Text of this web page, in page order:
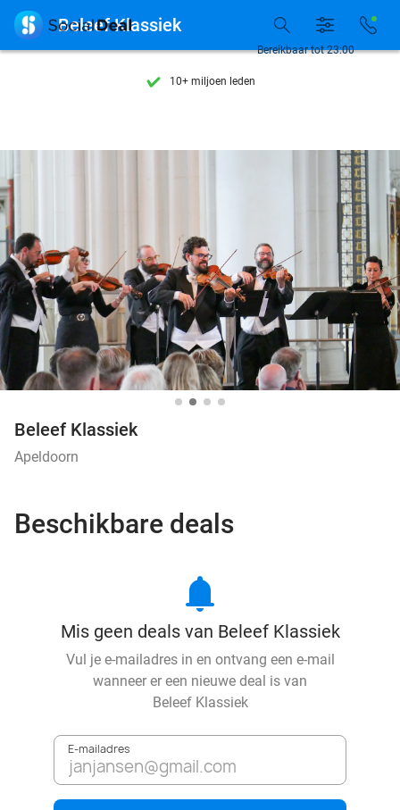
7 dagen per week beschikbaar
10+ miljoen leden
Bereikbaar tot 23:00
 Beleef Klassiek
Beleef Klassiek
Apeldoorn
Beschikbare deals
notifications
Mis geen deals van Beleef Klassiek
Vul je e-mailadres in en ontvang een e-mail
wanneer er een nieuwe deal is van
Beleef Klassiek
E-mailadres